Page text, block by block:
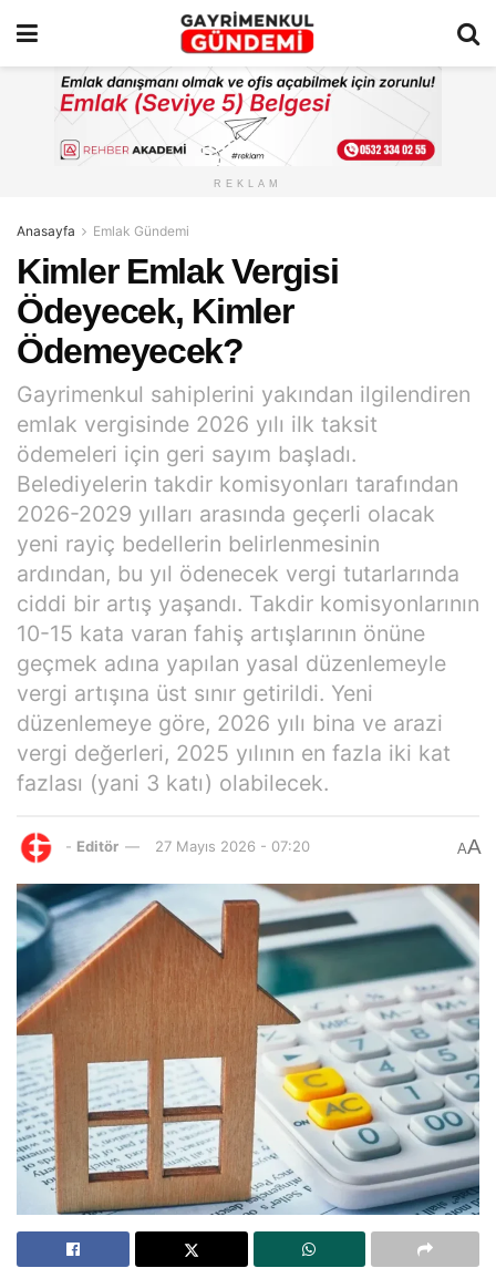
REKLAM
Anasayfa Emlak Gündemi
Kimler Emlak Vergisi
Ödeyecek, Kimler
Ödemeyecek?
Gayrimenkul sahiplerini yakından ilgilendiren
emlak vergisinde 2026 yılı ilk taksit
ödemeleri için geri sayım başladı.
Belediyelerin takdir komisyonları tarafından
2026-2029 yılları arasında geçerli olacak
yeni rayiç bedellerin belirlenmesinin
ardından, bu yıl ödenecek vergi tutarlarında
ciddi bir artış yaşandı. Takdir komisyonlarının
10-15 kata varan fahiş artışlarının önüne
geçmek adına yapılan yasal düzenlemeyle
vergi artışına üst sınır getirildi. Yeni
düzenlemeye göre, 2026 yılı bina ve arazi
vergi değerleri, 2025 yılının en fazla iki kat
fazlası (yani 3 katı) olabilecek.
- Editör 27 Mayıs 2026 - 07:20 AA